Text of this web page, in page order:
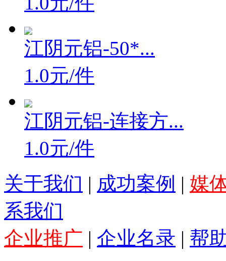
江阴元铝-50*...
1.0元/件
江阴元铝-连接方...
1.0元/件
关于我们 | 成功案例 | 媒
系我们
企业推广 | 企业名录 | 帮